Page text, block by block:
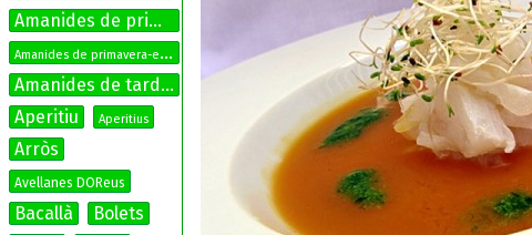
Amanides de primavera
A
manides de primavera-estiu
Amanides de tardor
Aperitiu
Aperitius
Arròs
Avellanes DOReus
Bacallà Bolets